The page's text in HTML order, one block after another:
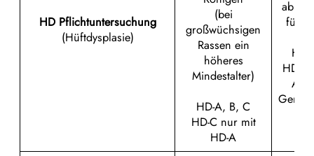
HD Pflichtuntersuchung
(Hüftdysplasie)
(bei
großwüchsigen
Rassen ein
höheres
Mindestalter)
HD-A, B, C
HD-C nur mit
HD-A
ab 18
für
HD-C
A